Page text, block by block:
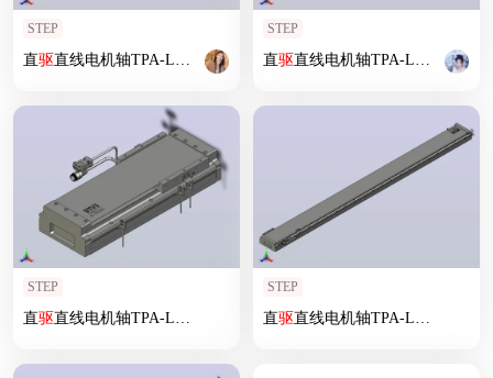
STEP
直驱直线电机轴TPA-LNP -170-35C 2-1-L1860-3-C-05-N3
STEP
直驱直线电机轴TPA-LNP -140-
STEP
直驱直线电机轴TPA-LNP 2-1-L180-3-C-05-N3
STEP
直驱直线电机轴TPA-LNP